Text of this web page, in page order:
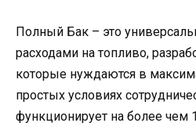
Полный Бак – это
расходами на топливо,
которые нуждаются в
простых условиях
функционирует на более чем